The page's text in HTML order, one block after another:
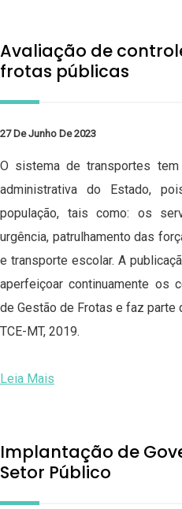
Avaliação de
frotas públicas
27 De Junho De 2023
O sistema de transportes
administrativa do Estado,
população, tais como: os
urgência, patrulhamento das
e transporte escolar. A
aperfeiçoar continuamente os
de Gestão de Frotas e faz parte
TCE-MT, 2019.
Leia Mais
Implantação de
Setor Público